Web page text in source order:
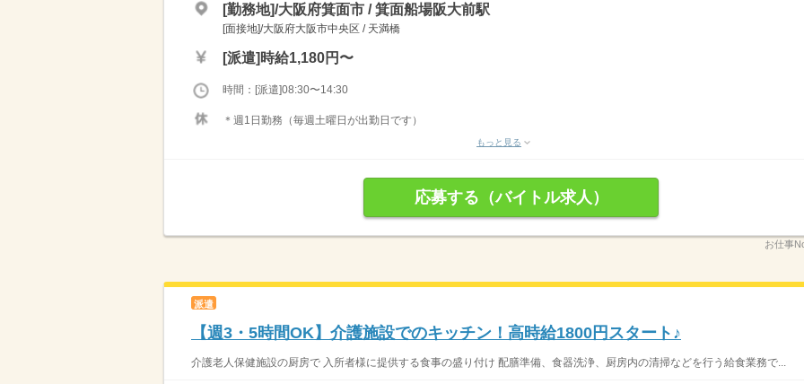
[勤務地]/大阪府箕面市 / 箕面船場阪大前駅
[面接地]/大阪府大阪市中央区 / 天満橋
[派遣] 時給1,180円〜
時間：[派遣]08:30〜14:30
＊週1日勤務（毎週土曜日が出勤日です）
もっと見る
応募する（バイトル求人）
お仕事
派遣
【週3・5時間OK】介護施設でのキッチン！高時給1800円スタート♪
介護老人保健施設の厨房で 入所者様に提供する食事の盛り付け 配膳準備、食器洗浄、厨房内の清掃などを行う給食業務で...